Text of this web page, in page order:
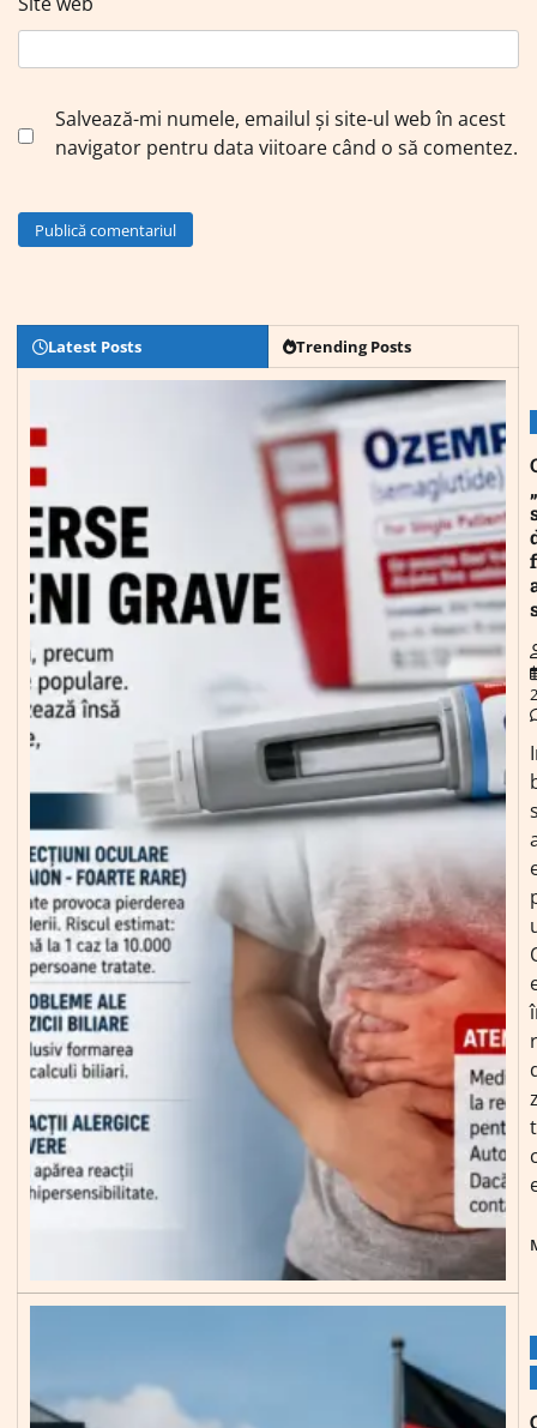
Salvează-mi numele, emailul și site-ul web în acest
navigator pentru data viitoare când o să comentez.
Latest Posts Trending Posts